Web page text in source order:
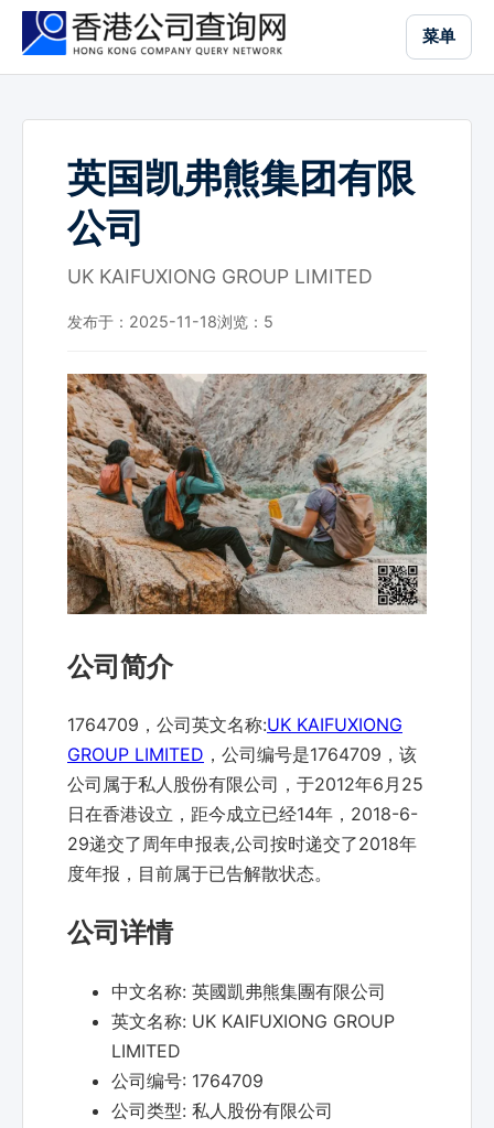
菜单
英国凯弗熊集团有限
公司
UK KAIFUXIONG GROUP LIMITED
发布于：2025-11-18浏览： 5
公司简介
1764709，公司英文名称:UK KAIFUXIONG
GROUP LIMITED ，公司编号是1764709，该
公司属于私人股份有限公司，于2012年6月25
日在香港设立，距今成立已经14年，2018-6-
29递交了周年申报表,公司按时递交了2018年
度年报，目前属于已告解散状态。
公司详情
中文名称: 英國凱弗熊集團有限公司
英文名称: UK KAIFUXIONG GROUP
LIMITED
公司编号: 1764709
公司类型: 私人股份有限公司